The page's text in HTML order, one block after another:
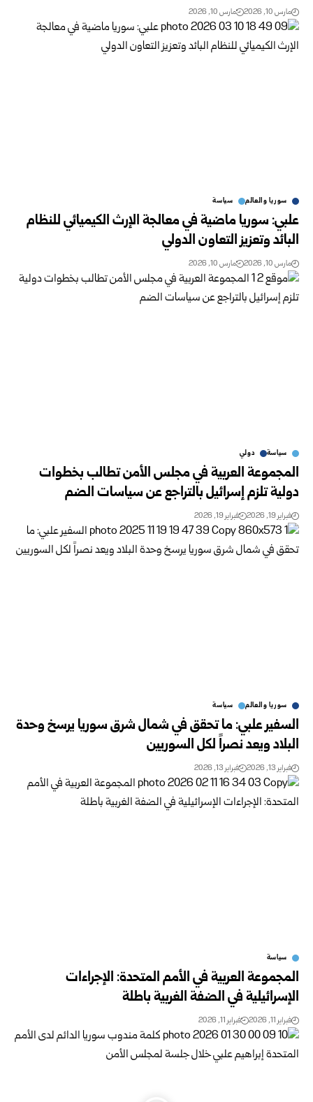
مارس 10, 2026 مارس 10, 2026
سوريا والعالم سياسة
علبي: سوريا ماضية في معالجة الإرث الكيميائي للنظام
البائد وتعزيز التعاون الدولي
مارس 10, 2026 مارس 10, 2026
سياسة دولي
المجموعة العربية في مجلس الأمن تطالب بخطوات
دولية تلزم إسرائيل بالتراجع عن سياسات الضم
فبراير 19, 2026 فبراير 19, 2026
سوريا والعالم سياسة
السفير علبي: ما تحقق في شمال شرق سوريا يرسخ وحدة
البلاد ويعد نصراً لكل السوريين
فبراير 13, 2026 فبراير 13, 2026
سياسة
المجموعة العربية في الأمم المتحدة: الإجراءات
الإسرائيلية في الضفة الغربية باطلة
فبراير 11, 2026 فبراير 11, 2026